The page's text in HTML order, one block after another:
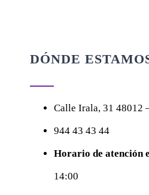
DÓNDE
Calle Irala, 31 48012
944 43 43 44
Horario de atención
14:00